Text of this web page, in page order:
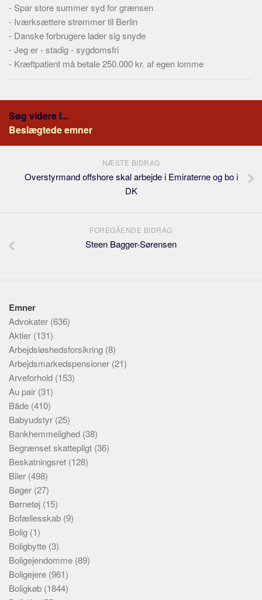
- Spar store summer syd for grænsen
- Iværksættere strømmer til Berlin
- Danske forbrugere lader sig snyde
-Jeg er - stadig - sygdomsfri
- Kræftpatient må betale 250.000 kr. af egen lomme
Søg videre i...
Beslægtede emner
NÆSTE BIDRAG
Overstyrmand offshore skal arbejde i Emiraterne og bo i
DK
FOREGÅENDE BIDRAG
Steen Bagger-Sørensen
Emner
Advokater (636)
Aktier (131)
Arbejdsløshedsforsikring (8)
Arbejdsmarkedspensioner (21)
Arveforhold (153)
Au pair (31)
Både (410)
Babyudstyr (25)
Bankhemmelighed (38)
Begrænset skattepligt (36)
Beskatningsret (128)
Biler (498)
Bøger (27)
Børnetøj (15)
Bofællesskab (9)
Bolig (1)
Boligbytte (3)
Boligejendomme (89)
Boligejere (961)
Boligkøb (1844)